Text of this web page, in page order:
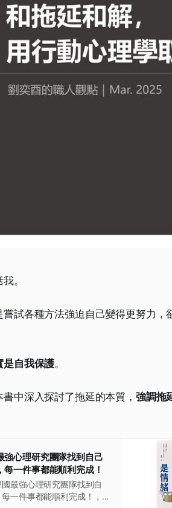
。
試各種方法強迫自己變得更努力，
是自我保護。
中深入探討了拖延的本質， 強調拖
強心理研究團隊找到自己
一件事都能順利完成！
最強心理研究團隊找到自
一件事都能順利完成！，